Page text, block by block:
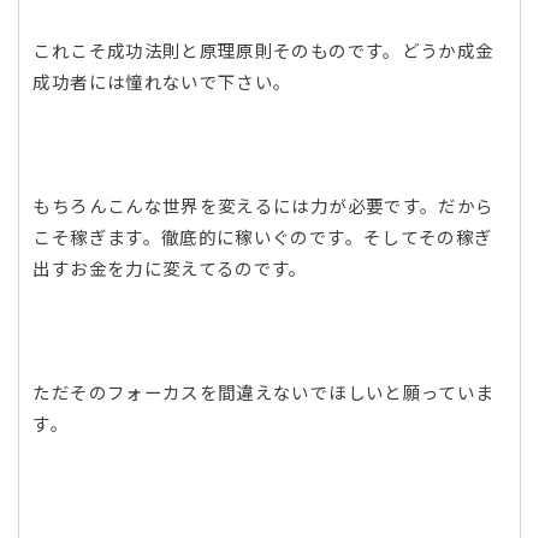
これこそ成功法則と原理原則そのものです。どうか成金
成功者には憧れないで下さい。
もちろんこんな世界を変えるには力が必要です。だから
こそ稼ぎます。徹底的に稼いぐのです。そしてその稼ぎ
出すお金を力に変えてるのです。
ただそのフォーカスを間違えないでほしいと願っていま
す。